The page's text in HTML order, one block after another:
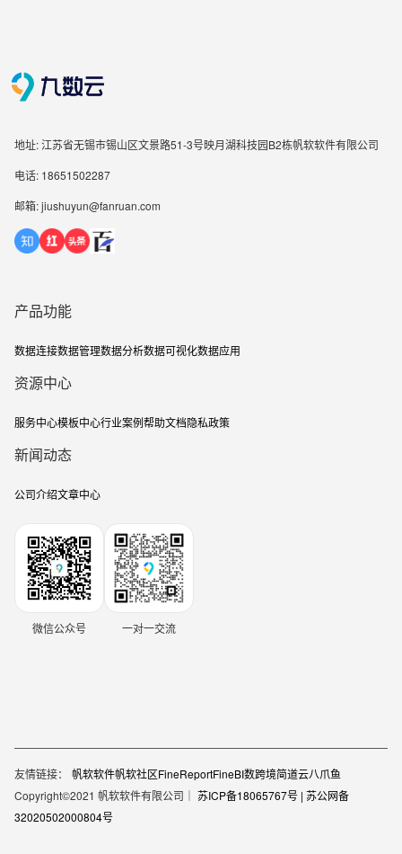
地址: 江苏省无锡市锡山区文景路51-3号映月湖科技园B2栋帆软软件有限公司
电话: 18651502287
邮箱: jiushuyun@fanruan.com
产品功能
数据连接数据管理数据分析数据可视化数据应用
资源中心
服务中心模板中心行业案例帮助文档隐私政策
新闻动态
公司介绍文章中心
微信公众号 一对一交流
友情链接： 帆软软件帆软社区FineReportFineBI数跨境简道云八爪鱼
Copyright©2021 帆软软件有限公司｜ 苏ICP备18065767号 | 苏公网备
32020502000804号